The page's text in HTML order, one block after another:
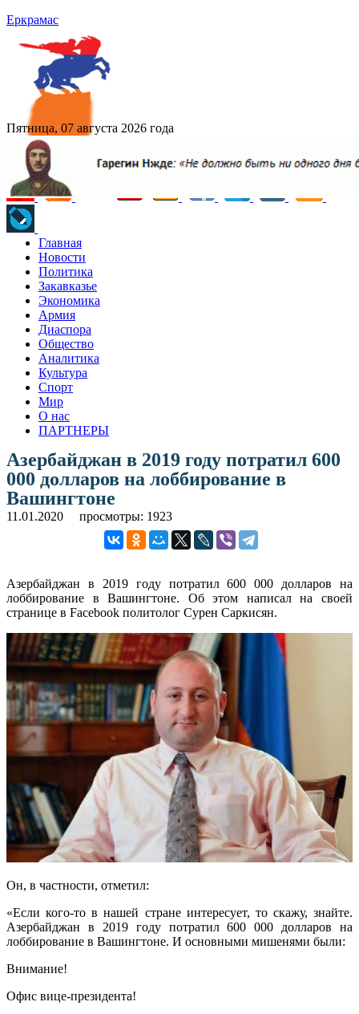
Еркрамас
Пятница, 07 августа 2026 года
Главная
Новости
Политика
Закавказье
Экономика
Армия
Диаспора
Общество
Аналитика
Культура
Спорт
Мир
О нас
ПАРТНЕРЫ
Азербайджан в 2019 году потратил 600
000 долларов на лоббирование в
Вашингтоне
11.01.2020 просмотры: 1923
Азербайджан в 2019 году потратил 600 000 долларов на
лоббирование в Вашингтоне. Об этом написал на своей
странице в Facebook политолог Сурен Саркисян.
Он, в частности, отметил:
«Если кого-то в нашей стране интересует, то скажу, знайте.
Азербайджан в 2019 году потратил 600 000 долларов на
лоббирование в Вашингтоне. И основными мишенями были:
Внимание!
Офис вице-президента!